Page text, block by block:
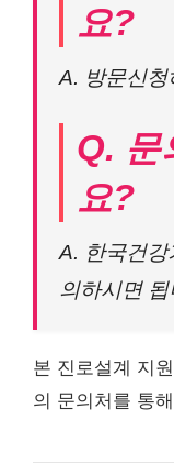
요?
A. 방문신청
Q. 문
요?
A. 한국건
의하시면 됩
본 진로설계 지
의 문의처를 통